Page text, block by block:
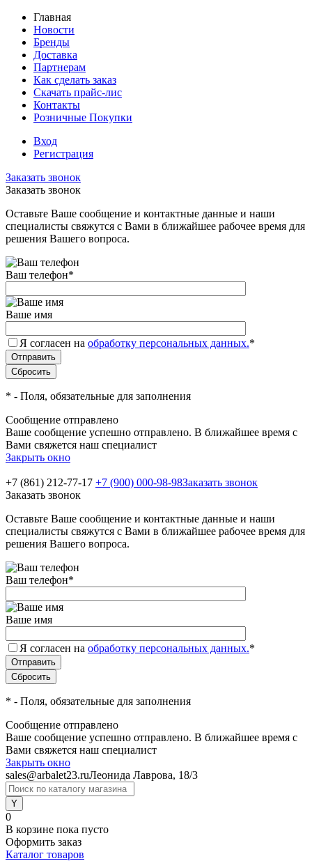
Главная
Новости
Бренды
Доставка
Партнерам
Как сделать заказ
Скачать прайс-лис
Контакты
Розничные Покупки
Вход
Регистрация
Заказать звонок
Заказать звонок
Оставьте Ваше сообщение и контактные данные и наши
специалисты свяжутся с Вами в ближайшее рабочее время для
решения Вашего вопроса.
Ваш телефон*
Ваше имя
Я согласен на обработку персональных данных.*
* - Поля, обязательные для заполнения
Сообщение отправлено
Ваше сообщение успешно отправлено. В ближайшее время с
Вами свяжется наш специалист
Закрыть окно
+7 (861) 212-77-17 +7 (900) 000-98-98Заказать звонок
Заказать звонок
Оставьте Ваше сообщение и контактные данные и наши
специалисты свяжутся с Вами в ближайшее рабочее время для
решения Вашего вопроса.
Ваш телефон*
Ваше имя
Я согласен на обработку персональных данных.*
* - Поля, обязательные для заполнения
Сообщение отправлено
Ваше сообщение успешно отправлено. В ближайшее время с
Вами свяжется наш специалист
Закрыть окно
sales@arbalet23.ruЛеонида Лаврова, 18/3
0
В корзине пока пусто
Оформить заказ
Каталог товаров